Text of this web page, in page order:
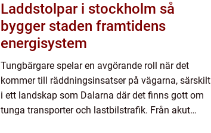
Laddstolpar i stockholm så
bygger staden framtidens
energisystem
Tungbärgare spelar en avgörande roll när det
kommer till räddningsinsatser på vägarna, särskilt
i ett landskap som Dalarna där det finns gott om
tunga transporter och lastbilstrafik. Från akut